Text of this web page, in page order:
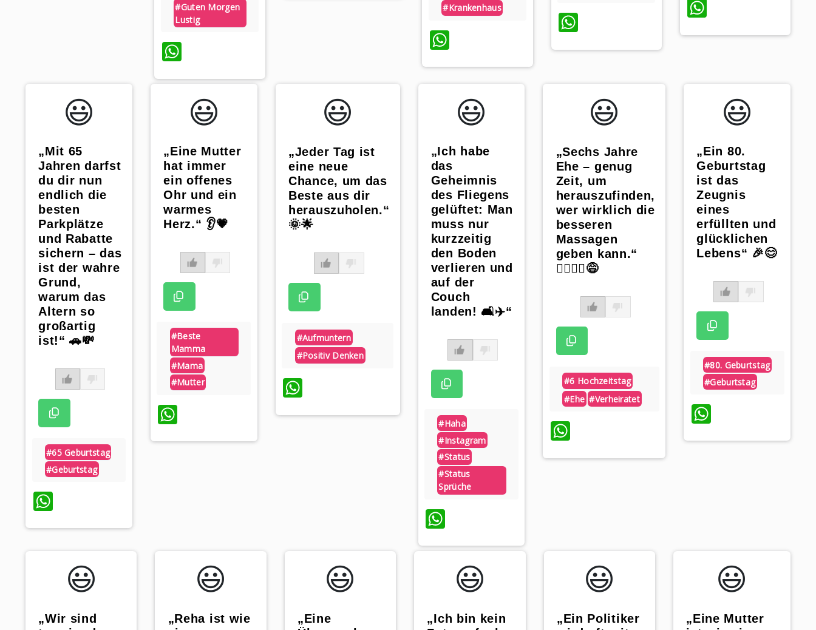
#guten Morgen
Lustig
WhatsApp
#krankenhaus
WhatsApp
😃️
„Mit 65
Jahren darfst
du dir nun
endlich die
besten
Parkplätze
und Rabatte
sichern – das
ist der wahre
Grund,
warum das
Altern so
großartig
ist!“ 🚗💸
#65 Geburtstag
#geburtstag
WhatsApp
😃️
„Eine Mutter
hat immer
ein offenes
Ohr und ein
warmes
Herz.“ 👂💗
#beste
Mamma
#mama
#mutter
😃️
„Jeder Tag ist
eine neue
Chance, um das
Beste aus dir
herauszuholen.“
🌞🌟
#aufmuntern
#positiv Denken
😃️
„Ich habe
das
Geheimnis
des Fliegens
gelüftet: Man
muss nur
kurzzeitig
den Boden
verlieren und
auf der
Couch
landen! 🛋️✈️“
#haha
#instagram
#status
#status
Sprüche
😃️
„Sechs Jahre
Ehe – genug
Zeit, um
herauszufinden,
wer wirklich die
besseren
Massagen
geben kann.“
💆‍♀️💆‍♂️😅
#6 Hochzeitstag
#ehe #verheiratet
WhatsApp
😃️
„Ein 80.
Geburtstag
ist das
Zeugnis
eines
erfüllten und
glücklichen
Lebens“ 🎉😊
#80. Geburtstag
#geburtstag
WhatsApp
😃️
„Wir sind
😃️
„Reha ist wie
😃️
„Eine
😃️
„Ich bin kein
😃️
„Ein Politiker
😃️
„Eine Mutter